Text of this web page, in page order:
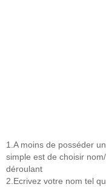
1.A moins de posséder
simple est de choisir
déroulant
2.Ecrivez votre nom tel